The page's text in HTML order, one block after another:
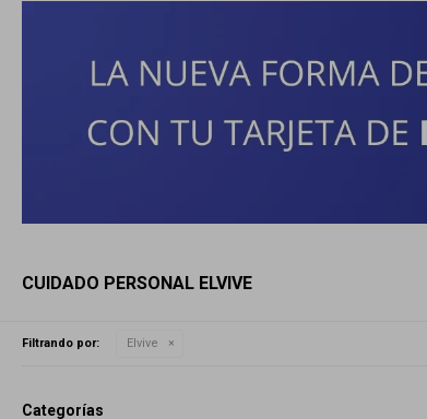
CUIDADO PERSONAL ELVIVE
Filtrando por: Elvive
Categorías